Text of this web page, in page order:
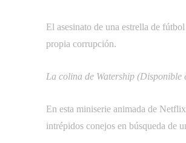
El asesinato de una estrella de
propia corrupción.
La colina de Watership (Disponible
En esta miniserie animada de
intrépidos conejos en búsqueda de